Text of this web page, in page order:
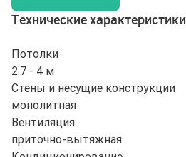
Технические характеристики
Потолки
2.7 - 4 м
Стены и несущие конструкции
монолитная
Вентиляция
приточно-вытяжная